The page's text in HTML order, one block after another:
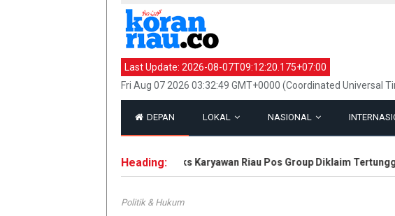
Last Update: 2026-08-07T09:12:20.175+07:00
Fri Aug 07 2026 03:32:49 GMT+0000 (Coordinated Universal
DEPAN LOKAL NASIONAL
Heading:
Hak Eks Karyawan Riau Pos Group Diklaim
Politik & Hukum